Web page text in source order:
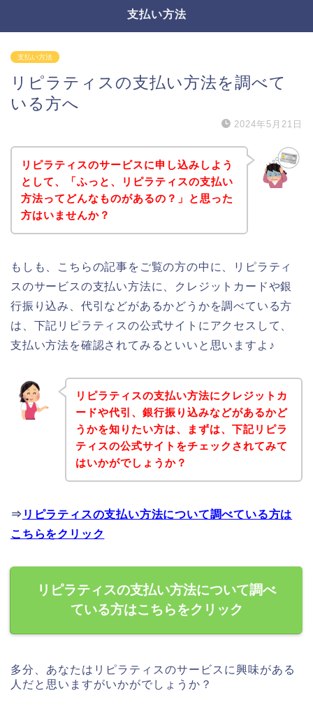
支払い方法
支払い方法
リピラティスの支払い方法を調べて
いる方へ
2024年5月21日
リピラティスのサービスに申し込みしよう
として、「ふっと、リピラティスの支払い
方法ってどんなものがあるの？」と思った
方はいませんか？
もしも、こちらの記事をご覧の方の中に、リピラティ
スのサービスの支払い方法に、クレジットカードや銀
行振り込み、代引などがあるかどうかを調べている方
は、下記リピラティスの公式サイトにアクセスして、
支払い方法を確認されてみるといいと思いますよ♪
リピラティスの支払い方法にクレジットカ
ードや代引、銀行振り込みなどがあるかど
うかを知りたい方は、まずは、下記リピラ
ティスの公式サイトをチェックされてみて
はいかがでしょうか？
⇒ リピラティスの支払い方法について調べている方は
こちらをクリック
リピラティスの支払い方法について調べ
ている方はこちらをクリック
多分、あなたはリピラティスのサービスに興味がある
人だと思いますがいかがでしょうか？